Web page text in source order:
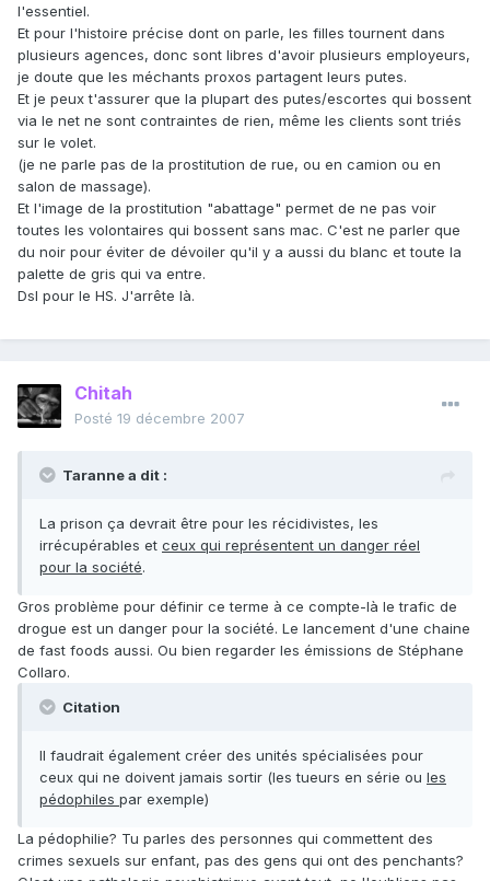
l'essentiel.
Et pour l'histoire précise dont on parle, les filles tournent dans
plusieurs agences, donc sont libres d'avoir plusieurs employeurs,
je doute que les méchants proxos partagent leurs putes.
Et je peux t'assurer que la plupart des putes/escortes qui bossent
via le net ne sont contraintes de rien, même les clients sont triés
sur le volet.
(je ne parle pas de la prostitution de rue, ou en camion ou en
salon de massage).
Et l'image de la prostitution "abattage" permet de ne pas voir
toutes les volontaires qui bossent sans mac. C'est ne parler que
du noir pour éviter de dévoiler qu'il y a aussi du blanc et toute la
palette de gris qui va entre.
Dsl pour le HS. J'arrête là.
Chitah
Posté 19 décembre 2007
Taranne a dit :
La prison ça devrait être pour les récidivistes, les
irrécupérables et ceux qui représentent un danger réel
pour la société.
Gros problème pour définir ce terme à ce compte-là le trafic de
drogue est un danger pour la société. Le lancement d'une chaine
de fast foods aussi. Ou bien regarder les émissions de Stéphane
Collaro.
Citation
Il faudrait également créer des unités spécialisées pour
ceux qui ne doivent jamais sortir (les tueurs en série ou les
pédophiles par exemple)
La pédophilie? Tu parles des personnes qui commettent des
crimes sexuels sur enfant, pas des gens qui ont des penchants?